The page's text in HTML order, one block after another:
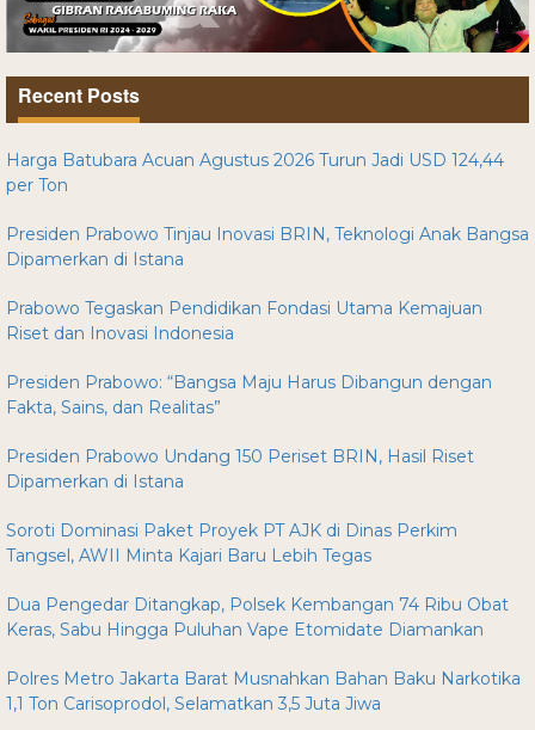
Recent Posts
Harga Batubara Acuan Agustus 2026 Turun Jadi USD 124,44
per Ton
Presiden Prabowo Tinjau Inovasi BRIN, Teknologi Anak Bangsa
Dipamerkan di Istana
Prabowo Tegaskan Pendidikan Fondasi Utama Kemajuan
Riset dan Inovasi Indonesia
Presiden Prabowo: “Bangsa Maju Harus Dibangun dengan
Fakta, Sains, dan Realitas”
Presiden Prabowo Undang 150 Periset BRIN, Hasil Riset
Dipamerkan di Istana
Soroti Dominasi Paket Proyek PT AJK di Dinas Perkim
Tangsel, AWII Minta Kajari Baru Lebih Tegas
Dua Pengedar Ditangkap, Polsek Kembangan 74 Ribu Obat
Keras, Sabu Hingga Puluhan Vape Etomidate Diamankan
Polres Metro Jakarta Barat Musnahkan Bahan Baku Narkotika
1,1 Ton Carisoprodol, Selamatkan 3,5 Juta Jiwa